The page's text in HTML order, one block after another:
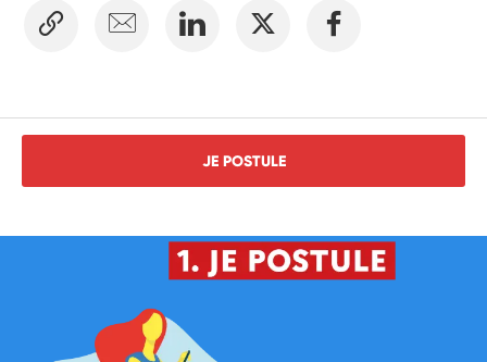
JE POSTULE